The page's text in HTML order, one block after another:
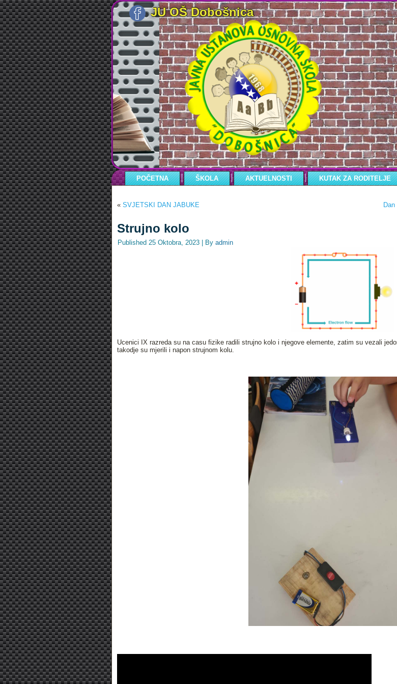
JU OŠ Dobošnica
POČETNA ŠKOLA AKTUELNOSTI KUTAK ZA RODITELJE
« SVJETSKI DAN JABUKE
Strujno kolo
Published 25 Oktobra, 2023 By admin
Ucenici IX razreda su na casu fizike radili strujno kolo i njegove elemente, zatim su vezali
takodje su mjerili i napon strujnom kolu.